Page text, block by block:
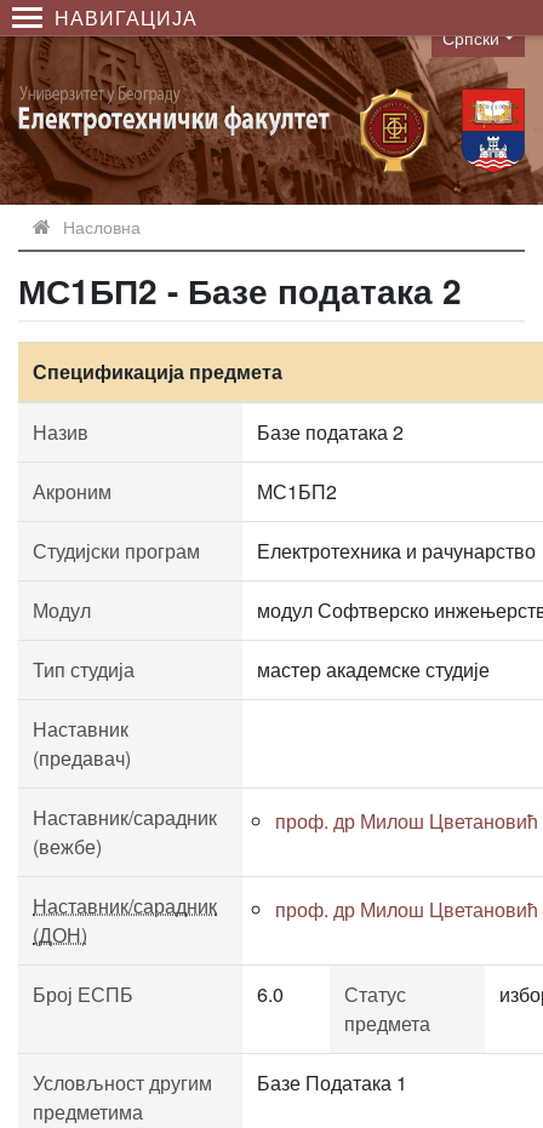
НАВИГАЦИЈА
Language
Српски
Насловна
МС1БП2 - Базе података 2
Спецификација предмета
Назив Базе података 2
Акроним МС1БП2
Студијски програм Електротехника и рачунарство
Модул модул Софтверско
Тип студија мастер академске студије
Наставник
(предавач)
Наставник/сарадник
(вежбе)
проф. др Милош Цветановић
Наставник/сарадник
(ДОН)
проф. др Милош Цветановић
Број ЕСПБ 6.0
Статус
предмета
Условљност другим
предметима
Базе Података 1